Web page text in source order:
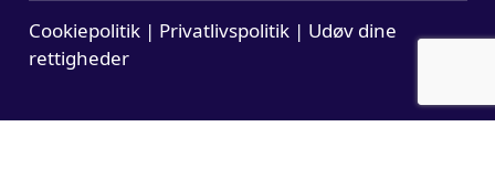
Cookiepolitik| Privatlivspolitik| Udøv dine
rettigheder